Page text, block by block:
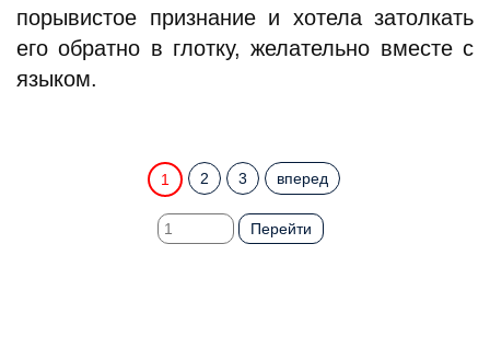
порывистое признание и хотела затолкать
его обратно в глотку, желательно вместе с
языком.
1 2 3 вперед
Перейти